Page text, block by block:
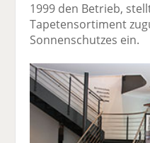
1999 den Betrieb,
Tapetensortiment
Sonnenschutzes ein.